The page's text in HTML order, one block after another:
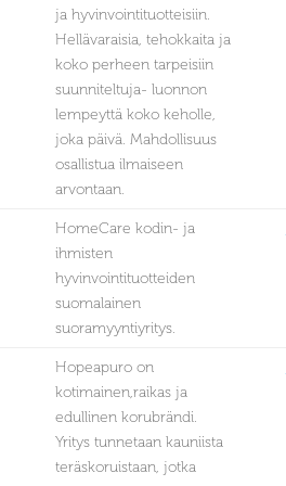
ja hyvinvointituotteisiin.
Hellävaraisia, tehokkaita ja
koko perheen tarpeisiin
suunniteltuja- luonnon
lempeyttä koko keholle,
joka päivä. Mahdollisuus
osallistua ilmaiseen
arvontaan.
HomeCare kodin- ja
ihmisten
hyvinvointituotteiden
suomalainen
suoramyyntiyritys.
Hopeapuro on
kotimainen,raikas ja
edullinen korubrändi.
Yritys tunnetaan kauniista
teräskoruistaan, jotka